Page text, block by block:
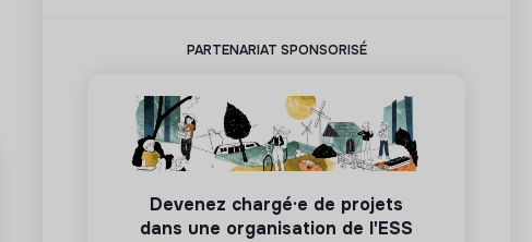
PARTENARIAT SPONSORISÉ
Devenez chargé·e de projets
dans une organisation de l'ESS